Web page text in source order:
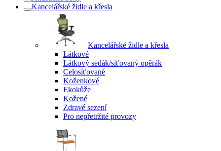
Kancelářské židle a křesla
Kancelářské židle a křesla
Látkové
Látkový sedák/síťovaný opěrák
Celosíťované
Koženkové
Ekokůže
Kožené
Zdravé sezení
Pro nepřetržité provozy